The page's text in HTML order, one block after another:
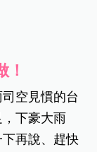
！
空見慣的台
下豪大雨
再說、趕快